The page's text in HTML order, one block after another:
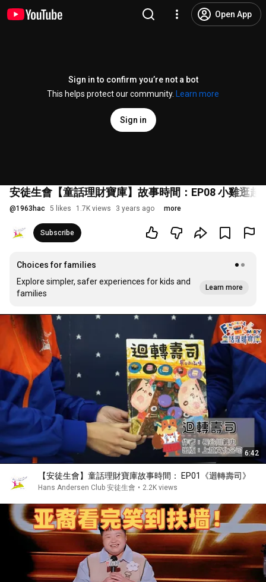
Open App
Sign in to confirm you’re not a bot
This helps protect our community.
Learn more
Sign in
安徒生會【童話理財寶庫】故事時間：EP08 小雞逛超
@1963hac 5 likes 1.7K views 3 years ago more
Subscribe
Choices for families
Explore simpler, safer experiences for kids and
families
Learn more
6:42
【安徒生會】童話理財寶庫故事時間： EP01《迴轉壽司》
Hans Andersen Club 安徒生會 • 2.2K views